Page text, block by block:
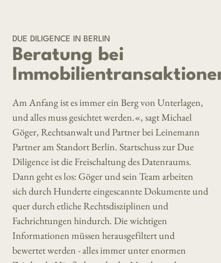
DUE DILIGENCE IN BERLIN
Beratung bei
Am Anfang ist es immer ein Berg von Unterlagen,
und alles muss gesichtet werden.«, sagt Michael
Göger, Rechtsanwalt und Partner bei Leinemann
Partner am Standort Berlin. Startschuss zur Due
Diligence ist die Freischaltung des Datenraums.
Dann geht es los: Göger und sein Team arbeiten
sich durch Hunderte eingescannte Dokumente und
quer durch etliche Rechtsdisziplinen und
Fachrichtungen hindurch. Die wichtigen
Informationen müssen herausgefiltert und
bewertet werden - alles immer unter enormen